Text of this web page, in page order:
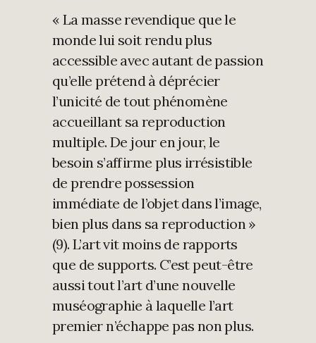
« La masse revendique que le
monde lui soit rendu plus
accessible avec autant de passion
qu’elle prétend à déprécier
l’unicité de tout phénomène
accueillant sa reproduction
multiple. De jour en jour, le
besoin s’affirme plus irrésistible
de prendre possession
immédiate de l’objet dans l’image,
bien plus dans sa reproduction »
(9). L’art vit moins de rapports
que de supports. C’est peut-être
aussi tout l’art d’une nouvelle
muséographie à laquelle l’art
premier n’échappe pas non plus.